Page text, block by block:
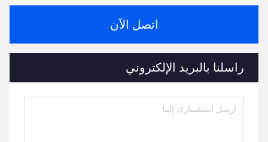
اتصل الآن
راسلنا بالبريد الإلكتروني